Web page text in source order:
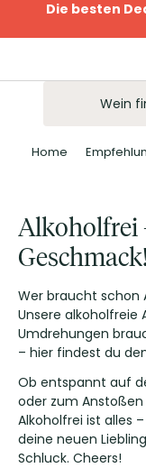
Die besten
Home
Alkoholfrei
Wer braucht schon
Unsere alkoholfreie
Umdrehungen
– hier findest du
Ob entspannt auf
oder zum
Alkoholfrei ist alles
deine neuen
Schluck. Cheers!